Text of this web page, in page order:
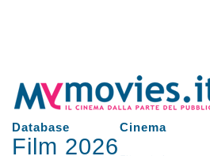
Database Cinema
Film 2026